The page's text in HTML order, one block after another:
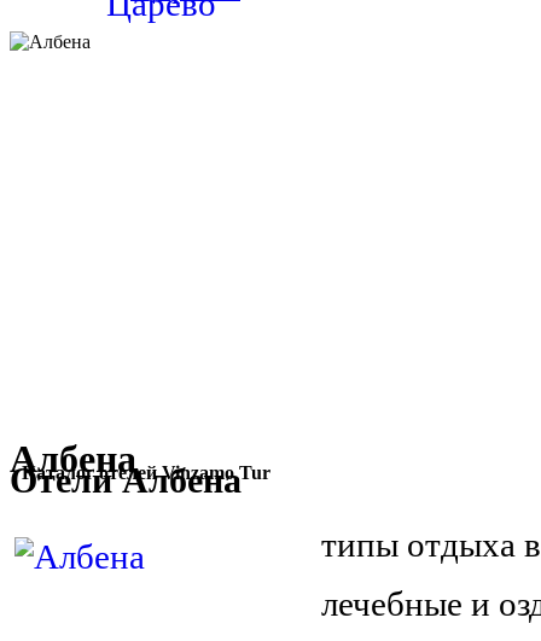
Албена
Каталог отелей Vinzamo Tur
Отели Албена
типы отдыха
лечебные и